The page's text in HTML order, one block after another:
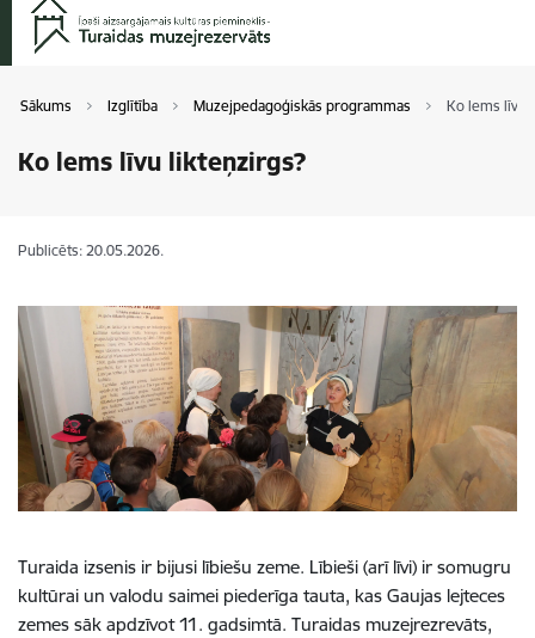
Sākums Izglītība Muzejpedagoģiskās programmas Ko lems līvu
Ko lems līvu likteņzirgs?
Publicēts: 20.05.2026.
Turaida izsenis ir bijusi lībiešu zeme. Lībieši (arī līvi) ir somugru
kultūrai un valodu saimei piederīga tauta, kas Gaujas lejteces
zemes sāk apdzīvot 11. gadsimtā. Turaidas muzejrezrevāts,